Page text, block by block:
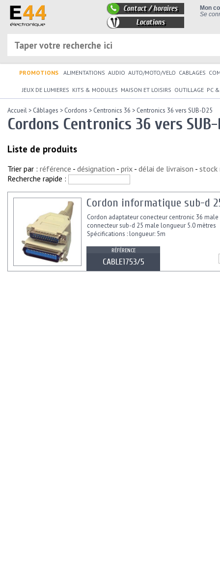
Mon
Se
Contact / horaires
Locations
PROMOTIONS ALIMENTATIONS AUDIO AUTO/MOTO/VELO CABLAGES
JEUX DE LUMIERES KITS & MODULES MAISON ET LOISIRS OUTILLAGE PC
Accueil > Câblages > Cordons > Centronics 36 > Centronics 36 vers SUB-D25
Cordons Centronics 36 vers
Liste de produits
Trier par : référence - désignation - prix - délai de livraison - stock
Recherche rapide :
Cordon informatique sub-d
Cordon adaptateur conecteur centronic 36 male
connecteur sub-d 25 male longueur 5.0 mètres
Spécifications : longueur: 5m
RÉFÉRENCE
CABLE1753/5